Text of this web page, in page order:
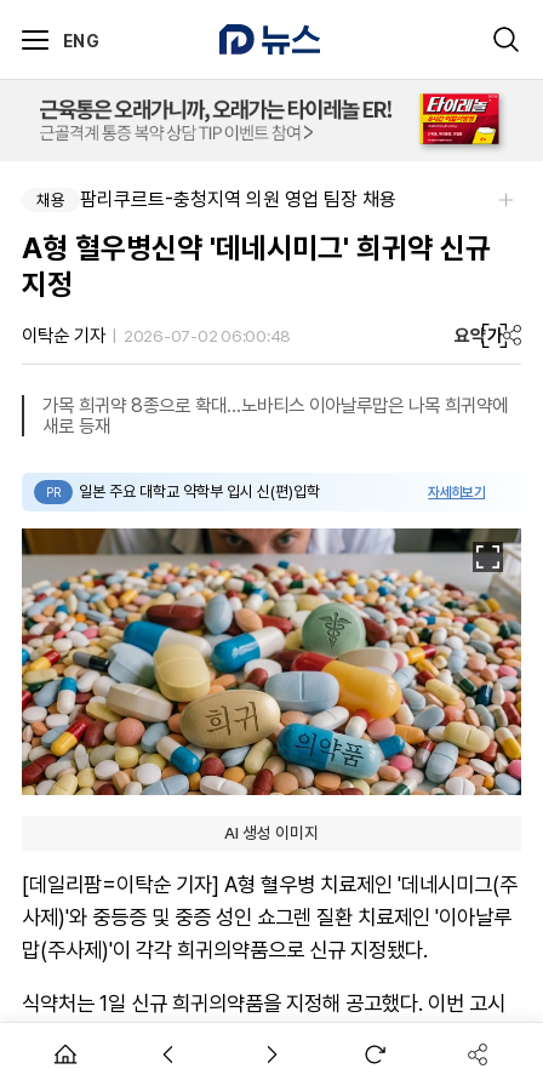
ENG
채용 팜리쿠르트-충청지역 의원 영업 팀장 채용
A형 혈우병신약 '데네시미그' 희귀약 신규
지정
이탁순 기자 2026-07-02 06:00:48 요약가
가목 희귀약 8종으로 확대…노바티스 이아날루맙은 나목 희귀약에
새로 등재
PR 일본 주요 대학교 약학부 입시 신(편)입학 자세히보기
AI 생성 이미지
[데일리팜=이탁순 기자] A형 혈우병 치료제인 '데네시미그(주
사제)'와 중등증 및 중증 성인 쇼그렌 질환 치료제인 '이아날루
맙(주사제)'이 각각 희귀의약품으로 신규 지정됐다.
식약처는 1일 신규 희귀의약품을 지정해 공고했다. 이번 고시
1)과 나목(별표 2) 희귀의약품 목록에 공식 등재되며 국내 희귀